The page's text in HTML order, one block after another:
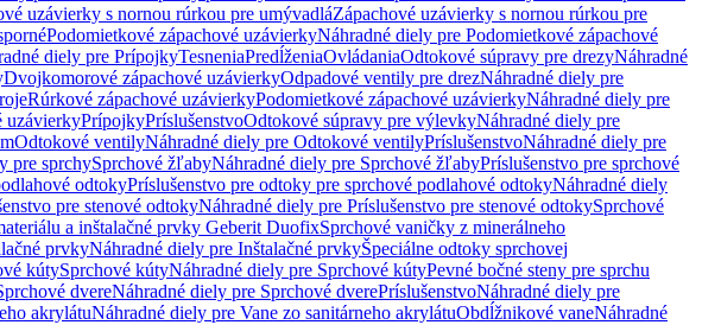
uzávierky s nornou rúrkou pre umývadláZápachové uzávierky s nornou rúrkou pre
Podomietkové zápachové uzávierkyNáhradné diely pre Podomietkové zápachové
diely pre PrípojkyTesneniaPredĺženiaOvládaniaOdtokové súpravy pre drezyNáhradné
Dvojkomorové zápachové uzávierkyOdpadové ventily pre drezNáhradné diely pre
Rúrkové zápachové uzávierkyPodomietkové zápachové uzávierkyNáhradné diely pre
uzávierkyPrípojkyPríslušenstvoOdtokové súpravy pre výlevkyNáhradné diely pre
Odtokové ventilyNáhradné diely pre Odtokové ventilyPríslušenstvoNáhradné diely pre
pre sprchySprchové žľabyNáhradné diely pre Sprchové žľabyPríslušenstvo pre sprchové
odtokyPríslušenstvo pre odtoky pre sprchové podlahové odtokyNáhradné diely
pre stenové odtokyNáhradné diely pre Príslušenstvo pre stenové odtokySprchové
a inštalačné prvky Geberit DuofixSprchové vaničky z minerálneho
prvkyNáhradné diely pre Inštalačné prvkyŠpeciálne odtoky sprchovej
kútySprchové kútyNáhradné diely pre Sprchové kútyPevné bočné steny pre sprchu
dvereNáhradné diely pre Sprchové dverePríslušenstvoNáhradné diely pre
akrylátuNáhradné diely pre Vane zo sanitárneho akrylátuObdĺžnikové vaneNáhradné